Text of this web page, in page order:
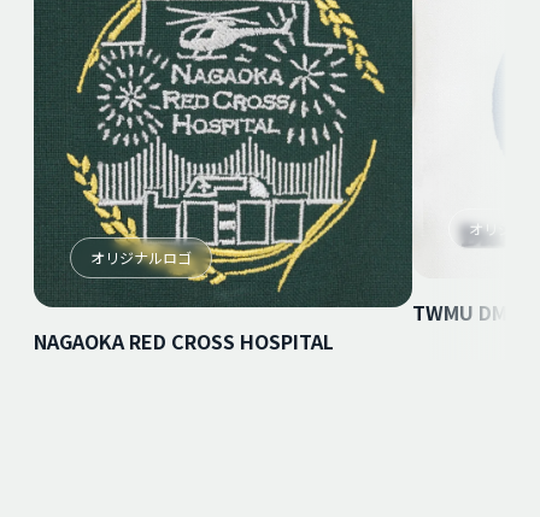
オリジナルロゴ
NAGAOKA RED CROSS HOSPITAL
オリジナ
TWMU DMC